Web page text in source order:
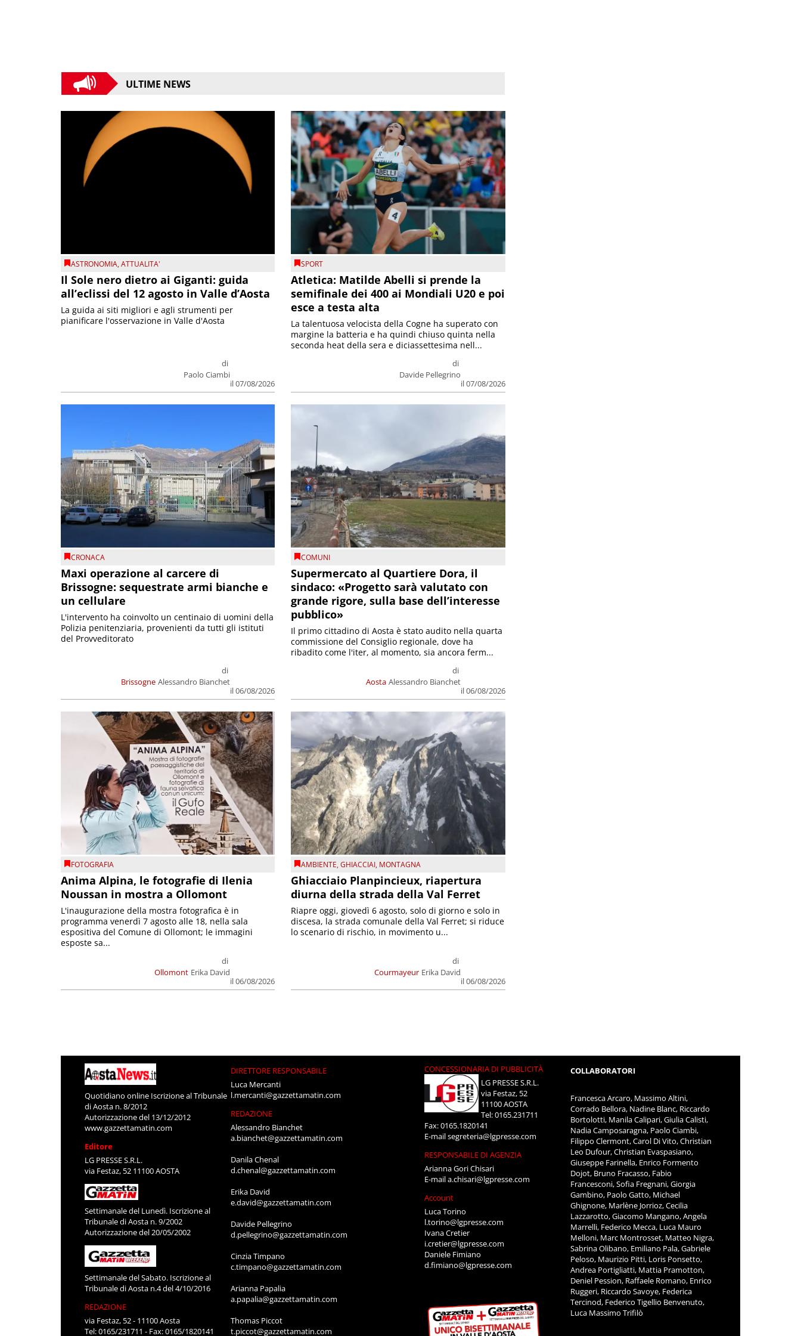
ULTIME NEWS
ASTRONOMIA,ATTUALITA'
Il Sole nero dietro ai Giganti: guida
all’eclissi del 12 agosto in Valle d’Aosta
di
Paolo Ciambi
il 07/08/2026
La guida ai siti migliori e agli strumenti per
pianificare l'osservazione in Valle d'Aosta
SPORT
Atletica: Matilde Abelli si prende la
semifinale dei 400 ai Mondiali U20 e poi
esce a testa alta
di
Davide Pellegrino
il 07/08/2026
La talentuosa velocista della Cogne ha superato con
margine la batteria e ha quindi chiuso quinta nella
seconda heat della sera e diciassettesima nell...
CRONACA
Maxi operazione al carcere di
Brissogne: sequestrate armi bianche e
un cellulare
Brissogne
di
Alessandro Bianchet
il 06/08/2026
L'intervento ha coinvolto un centinaio di uomini della
Polizia penitenziaria, provenienti da tutti gli istituti
del Provveditorato
COMUNI
Supermercato al Quartiere Dora, il
sindaco: «Progetto sarà valutato con
grande rigore, sulla base dell’interesse
pubblico»
Aosta
di
Alessandro Bianchet
il 06/08/2026
Il primo cittadino di Aosta è stato audito nella quarta
commissione del Consiglio regionale, dove ha
ribadito come l'iter, al momento, sia ancora ferm...
FOTOGRAFIA
Anima Alpina, le fotografie di Ilenia
Noussan in mostra a Ollomont
Ollomont
di
Erika David
il 06/08/2026
L'inaugurazione della mostra fotografica è in
programma venerdì 7 agosto alle 18, nella sala
espositiva del Comune di Ollomont; le immagini
esposte sa...
AMBIENTE,GHIACCIAI, MONTAGNA
Ghiacciaio Planpincieux, riapertura
diurna della strada della Val Ferret
Courmayeur
di
Erika David
il 06/08/2026
Riapre oggi, giovedì 6 agosto, solo di giorno e solo in
discesa, la strada comunale della Val Ferret; si riduce
lo scenario di rischio, in movimento u...
Quotidiano online Iscrizione al Tribunale
di Aosta n. 8/2012
Autorizzazione del 13/12/2012
www.gazzettamatin.com
Editore
LG PRESSE S.R.L.
via Festaz, 52 11100 AOSTA
Settimanale del Lunedì. Iscrizione al
Tribunale di Aosta n. 9/2002
Autorizzazione del 20/05/2002
Settimanale del Sabato. Iscrizione al
Tribunale di Aosta n.4 del 4/10/2016
REDAZIONE
via Festaz, 52 - 11100 Aosta
Tel: 0165/231711 - Fax: 0165/1820141
DIRETTORE RESPONSABILE
Luca Mercanti
l.mercanti@gazzettamatin.com
REDAZIONE
Alessandro Bianchet
a.bianchet@gazzettamatin.com
Danila Chenal
d.chenal@gazzettamatin.com
Erika David
e.david@gazzettamatin.com
Davide Pellegrino
d.pellegrino@gazzettamatin.com
Cinzia Timpano
c.timpano@gazzettamatin.com
Arianna Papalia
a.papalia@gazzettamatin.com
Thomas Piccot
t.piccot@gazzettamatin.com
CONCESSIONARIA DI PUBBLICITÀ
LG PRESSE S.R.L.
via Festaz, 52
11100 AOSTA
Tel: 0165.231711
Fax: 0165.1820141
E-mailsegreteria@lgpresse.com
RESPONSABILE DI AGENZIA
Arianna Gori Chisari
E-maila.chisari@lgpresse.com
Account
Luca Torino
l.torino@lgpresse.com
Ivana Cretier
i.cretier@lgpresse.com
Daniele Fimiano
d.fimiano@lgpresse.com
COLLABORATORI
Francesca Arcaro, Massimo Altini,
Corrado Bellora, Nadine Blanc, Riccardo
Bortolotti, Manila Calipari, Giulia Calisti,
Nadia Camposaragna, Paolo Ciambi,
Filippo Clermont, Carol Di Vito, Christian
Leo Dufour, Christian Evaspasiano,
Giuseppe Farinella, Enrico Formento
Dojot, Bruno Fracasso, Fabio
Francesconi, Sofia Fregnani, Giorgia
Gambino, Paolo Gatto, Michael
Ghignone, Marlène Jorrioz, Cecilia
Lazzarotto, Giacomo Mangano, Angela
Marrelli, Federico Mecca, Luca Mauro
Melloni, Marc Montrosset, Matteo Nigra,
Sabrina Olibano, Emiliano Pala, Gabriele
Peloso, Maurizio Pitti, Loris Ponsetto,
Andrea Portigliatti, Mattia Pramotton,
Deniel Pession, Raffaele Romano, Enrico
Ruggeri, Riccardo Savoye, Federica
Tercinod, Federico Tigellio Benvenuto,
Luca Massimo Trifilò